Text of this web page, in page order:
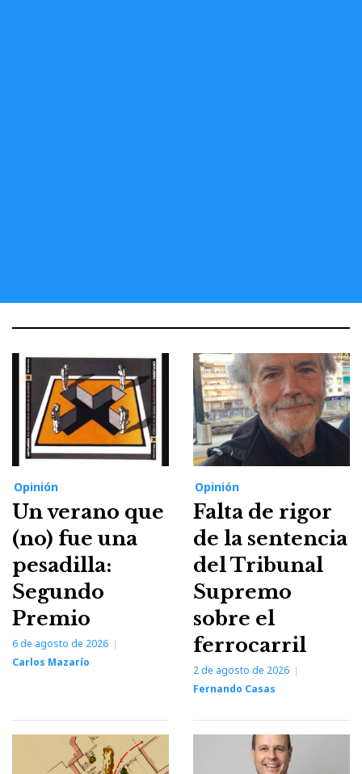
Opinión
Un verano que
(no) fue una
pesadilla:
Segundo
Premio
6 de agosto de 2026
Carlos Mazarío
Opinión
Falta de rigor
de la sentencia
del Tribunal
Supremo
sobre el
ferrocarril
2 de agosto de 2026
Fernando Casas